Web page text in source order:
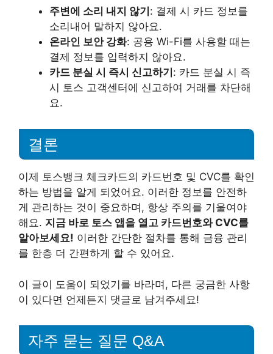
주변에 소리 내지 않기 : 결제 시 카드 정보를
소리내어 말하지 않아요.
온라인 보안 강화: 공용 Wi-Fi를 사용할 때는
결제 정보를 입력하지 않아요.
카드 분실 시 즉시 신고하기 : 카드 분실 시 즉
시 토스 고객센터에 신고하여 거래를 차단해
요.
결론
이제 토스뱅크 체크카드의 카드번호 및 CVC를 확인
하는 방법을 알게 되었어요. 이러한 정보를 안전하
게 관리하는 것이 중요하며, 항상 주의를 기울여야
해요. 지금 바로 토스 앱을 열고 카드번호와 CVC를
알아보세요! 이러한 간단한 절차를 통해 금융 관리
를 한층 더 간편하게 할 수 있어요.
이 글이 도움이 되었기를 바라며, 다른 궁금한 사항
이 있다면 언제든지 댓글로 남겨주세요!
자주 묻는 질문 Q&A